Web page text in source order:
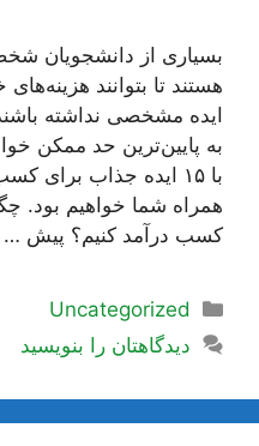
بسیاری از دانشجویان
هستند تا بتوانند هزینه‌های
ایده مشخصی نداشته
به پایین‌ترین حد ممکن
با ۱۵ ایده جذاب برای
همراه شما خواهیم بود.
کسب درآمد کنیم؟ پیش …
دسته‌ها
Uncategorized
دیدگاهتان را بنویسید